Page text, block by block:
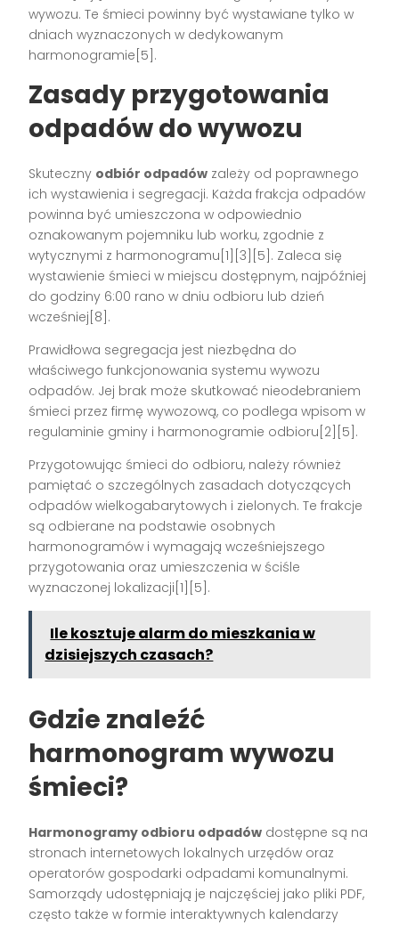
wywozu. Te śmieci powinny być wystawiane tylko w
dniach wyznaczonych w dedykowanym
harmonogramie[5].
Zasady przygotowania
odpadów do wywozu
Skuteczny odbiór odpadów zależy od poprawnego
ich wystawienia i segregacji. Każda frakcja odpadów
powinna być umieszczona w odpowiednio
oznakowanym pojemniku lub worku, zgodnie z
wytycznymi z harmonogramu[1][3][5]. Zaleca się
wystawienie śmieci w miejscu dostępnym, najpóźniej
do godziny 6:00 rano w dniu odbioru lub dzień
wcześniej[8].
Prawidłowa segregacja jest niezbędna do
właściwego funkcjonowania systemu wywozu
odpadów. Jej brak może skutkować nieodebraniem
śmieci przez firmę wywozową, co podlega wpisom w
regulaminie gminy i harmonogramie odbioru[2][5].
Przygotowując śmieci do odbioru, należy również
pamiętać o szczególnych zasadach dotyczących
odpadów wielkogabarytowych i zielonych. Te frakcje
są odbierane na podstawie osobnych
harmonogramów i wymagają wcześniejszego
przygotowania oraz umieszczenia w ściśle
wyznaczonej lokalizacji[1][5].
Ile kosztuje alarm do mieszkania w
dzisiejszych czasach?
Gdzie znaleźć
harmonogram wywozu
śmieci?
Harmonogramy odbioru odpadów dostępne są na
stronach internetowych lokalnych urzędów oraz
operatorów gospodarki odpadami komunalnymi.
Samorządy udostępniają je najczęściej jako pliki PDF,
często także w formie interaktywnych kalendarzy